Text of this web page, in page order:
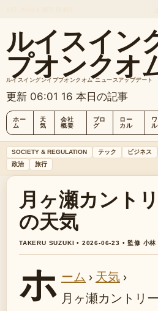
ルイスイン
プオンクオ
ルイスイングンイププオンクオム ニュースアップデート
更新 06:01 16 本日の記事
ホー
ム
天
気
会社
概要
ブロ
グ
ロー
カル
SOCIETY & REGULATION テック ビジネス
政治
旅行
月ヶ瀬カント
の天気
TAKERU SUZUKI • 2026-06-23 • 監修 小林
ホ ーム › 天気 ›
月ヶ瀬カントリ